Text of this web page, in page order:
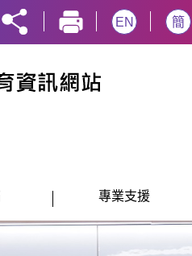
EN
簡
專業支援